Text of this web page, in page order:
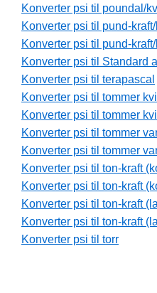
Konverter psi til poundal/
Konverter psi til pund-
Konverter psi til pund-
Konverter psi til Standard
Konverter psi til terapascal
Konverter psi til tommer
Konverter psi til tommer
Konverter psi til tommer
Konverter psi til tommer
Konverter psi til ton-kraft
Konverter psi til ton-kraft
Konverter psi til ton-kraft
Konverter psi til ton-kraft
Konverter psi til torr